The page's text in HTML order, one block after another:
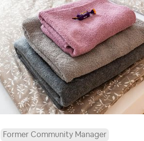
Former Community Manager